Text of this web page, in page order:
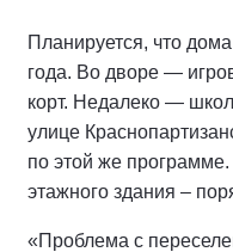
Планируется, что
года. Во дворе —
корт. Недалеко —
улице
по этой же программе.
этажного здания –
«Проблема с